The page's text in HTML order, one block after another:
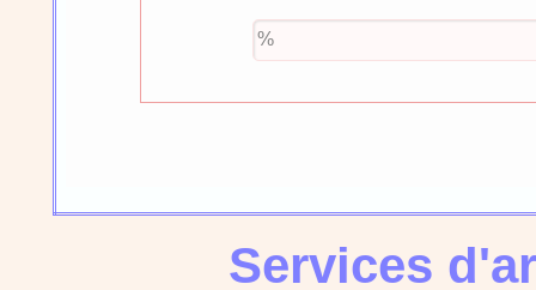
Services